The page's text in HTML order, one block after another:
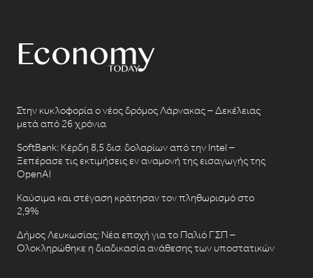
Στην κυκλοφορία ο νέος δρόμος Λάρνακας – Δεκέλειας
μετά από 26 χρόνια
SoftBank: Κέρδη 8,5 δισ. δολαρίων από την Intel –
Ξεπέρασε τις εκτιμήσεις εν αναμονή της εισαγωγής της
OpenAI
Καύσιμα και στέγαση κράτησαν τον πληθωρισμό στο
2,9%
Δήμος Λευκωσίας: Νέα εποχή για το Παλιό ΓΣΠ –
Ολοκληρώθηκε η διαδικασία ανάθεσης των υποστατικών